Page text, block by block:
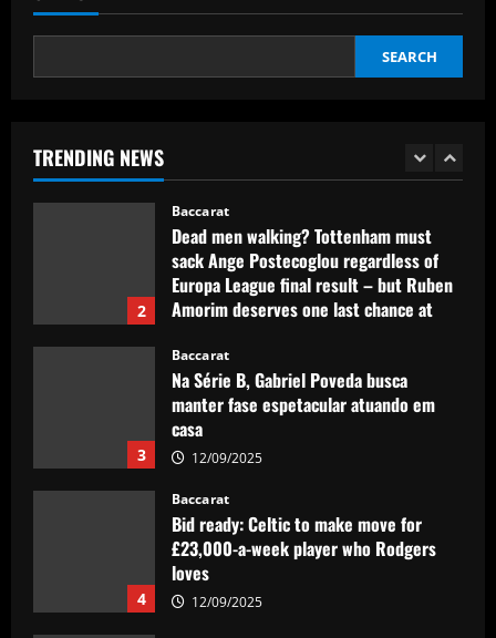
SEARCH
TRENDING NEWS
12/09/2025
1
2
Baccarat
Dead men walking? Tottenham must
sack Ange Postecoglou regardless of
Europa League final result – but Ruben
Amorim deserves one last chance at
12/09/2025
3
Baccarat
Na Série B, Gabriel Poveda busca
manter fase espetacular atuando em
casa
12/09/2025
4
Baccarat
Bid ready: Celtic to make move for
£23,000-a-week player who Rodgers
loves
12/09/2025